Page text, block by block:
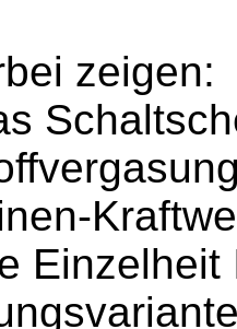
zeigen: